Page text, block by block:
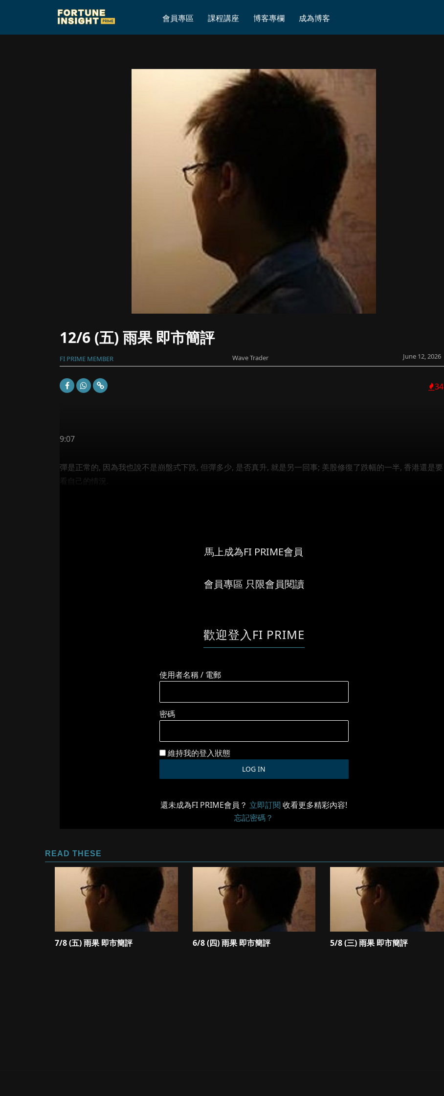
會員專區 課程講座 博客專欄 成為博客
12/6 (五) 雨果 即市簡評
12/6 (五) 雨果 即市簡評
FI PRIME MEMBER Wave Trader June 12, 2026
34
9:07
彈是正常的, 因為我也說不是崩盤式下跌, 但彈多少, 是否真升, 就是另一回事; 美股修復了跌幅的一半, 香港還是要
看自己的情況.
馬上成為FI PRIME會員
會員專區 只限會員閱讀
歡迎登入FI PRIME
使用者名稱 / 電郵
密碼
維持我的登入狀態
還未成為FI PRIME會員？ 立即訂閱 收看更多精彩內容!
忘記密碼？
READ THESE
7/8 (五) 雨果 即市簡評 6/8 (四) 雨果 即市簡評 5/8 (三) 雨果 即市簡評